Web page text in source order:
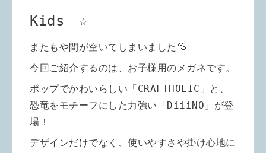
Kids ☆
またもや間が空いてしまいました💦
今回ご紹介するのは、お子様用のメガネです。
ポップでかわいらしい「CRAFTHOLIC 」と、
恐竜をモチーフにした力強い「DiiiNO 」が登
場！
デザインだけでなく、使いやすさや掛け心地に